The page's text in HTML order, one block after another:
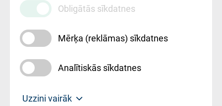
Maksas
pakalpojumu
cenrādis
Obligātās sīkdatnes
Mērķa (reklāmas) sīkdatnes
Analītiskās sīkdatnes
Uzzini vairāk